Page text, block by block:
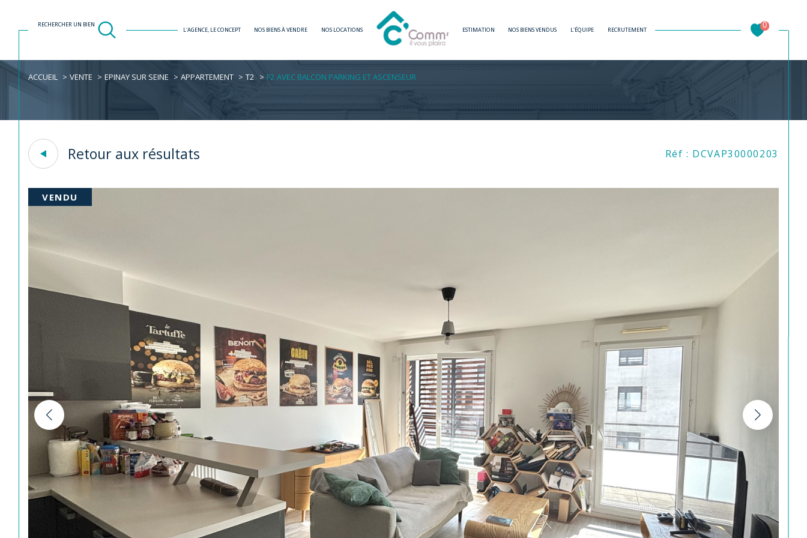
L'AGENCE, LE CONCEPT NOS BIENS À VENDRE NOS LOCATIONS ESTIMATION NOS BIENS VENDUS L'ÉQUIPE RECRUTEMENT
RECHERCHER UN BIEN 0
Voir les1annonces
ACCUEIL VENTE EPINAY SUR SEINE APPARTEMENT T2 F2 AVEC BALCON PARKING ET ASCENSEUR
Retour aux résultats Réf : DCVAP30000203
VENDU